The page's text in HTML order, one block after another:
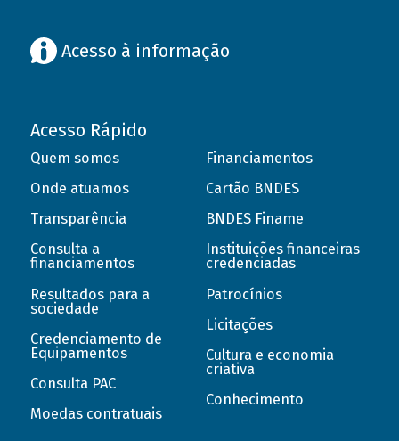
Acesso à informação
Acesso Rápido
Quem somos
Onde atuamos
Transparência
Consulta a
financiamentos
Resultados para a
sociedade
Credenciamento de
Equipamentos
Consulta PAC
Moedas contratuais
Financiamentos
Cartão BNDES
BNDES Finame
Instituições financeiras
credenciadas
Patrocínios
Licitações
Cultura e economia
criativa
Conhecimento